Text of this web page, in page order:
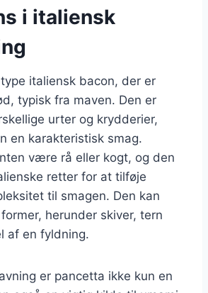
i italiensk
italiensk bacon, der er
typisk fra maven. Den er
urter og krydderier,
en karakteristisk smag.
være rå eller kogt, og den
retter for at tilføje
til smagen. Den kan
herunder skiver, tern
af en fyldning.
er pancetta ikke kun en